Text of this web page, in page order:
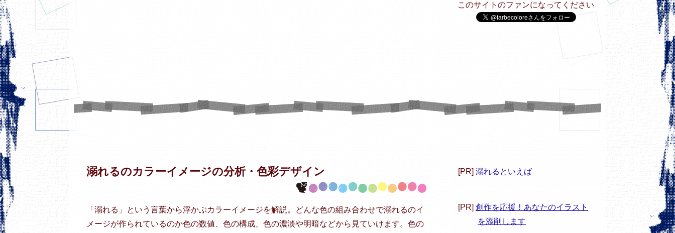
このサイトのファンになってください
[PR] 溺れるといえば
[PR] 創作を応援！あなたのイラスト
を添削します
溺れるのカラーイメージの分析・ 色彩デザイン
「溺れる」という言葉から浮かぶカラーイメージを解説。どんな色の組み合わせで溺れるのイ
メージが作られているのか色の数値、色の構成、色の濃淡や明暗などから見ていけます。色の